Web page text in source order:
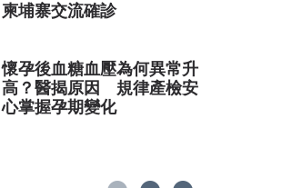
柬埔寨交流確診
懷孕後血糖血壓為何異常升
高？醫揭原因 規律產檢安
心掌握孕期變化